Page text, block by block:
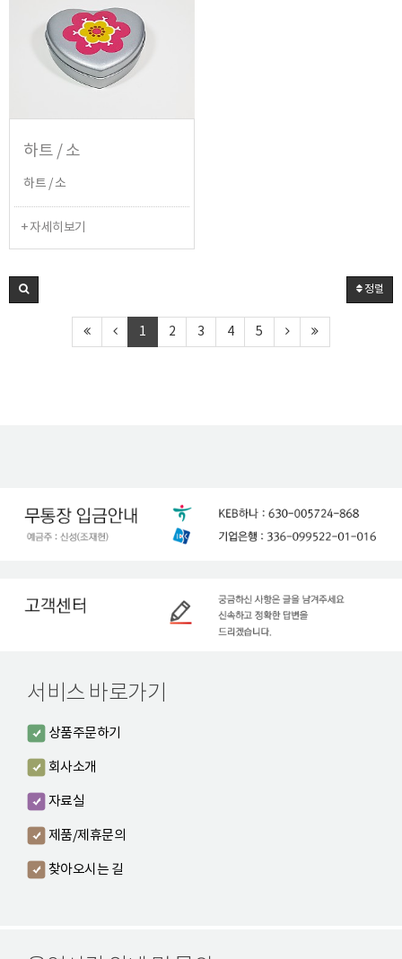
하트 / 소
하트 / 소
+ 자세히보기
정렬
1 2 3 4 5
서비스 바로가기
상품주문하기
회사소개
자료실
제품/제휴문의
찾아오시는 길